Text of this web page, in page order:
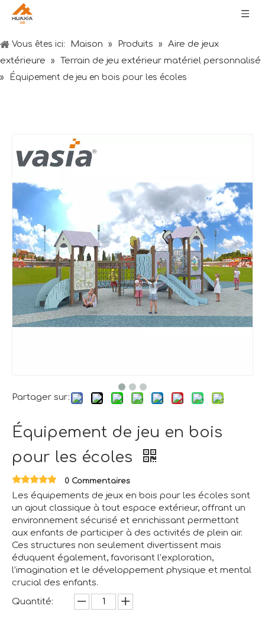
Vous êtes ici: Maison » Produits »
Aire de jeux
extérieure
» Terrain de jeu extérieur matériel personnalisé
» Équipement de jeu en bois pour les écoles
Partager sur:
Équipement de jeu en bois
pour les écoles
0 Commentaires
Les équipements de jeux en bois pour les écoles sont
un ajout classique à tout espace extérieur, offrant un
environnement sécurisé et enrichissant permettant
aux enfants de participer à des activités de plein air.
Ces structures non seulement divertissent mais
éduquent également, favorisant l’exploration,
l’imagination et le développement physique et mental
crucial des enfants.
Quantité: